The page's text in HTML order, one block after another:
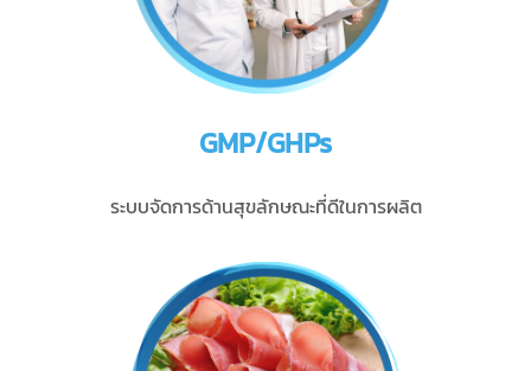
GMP/GHPs
ระบบจัดการด้านสุขลักษณะที่ดีในการผลิต